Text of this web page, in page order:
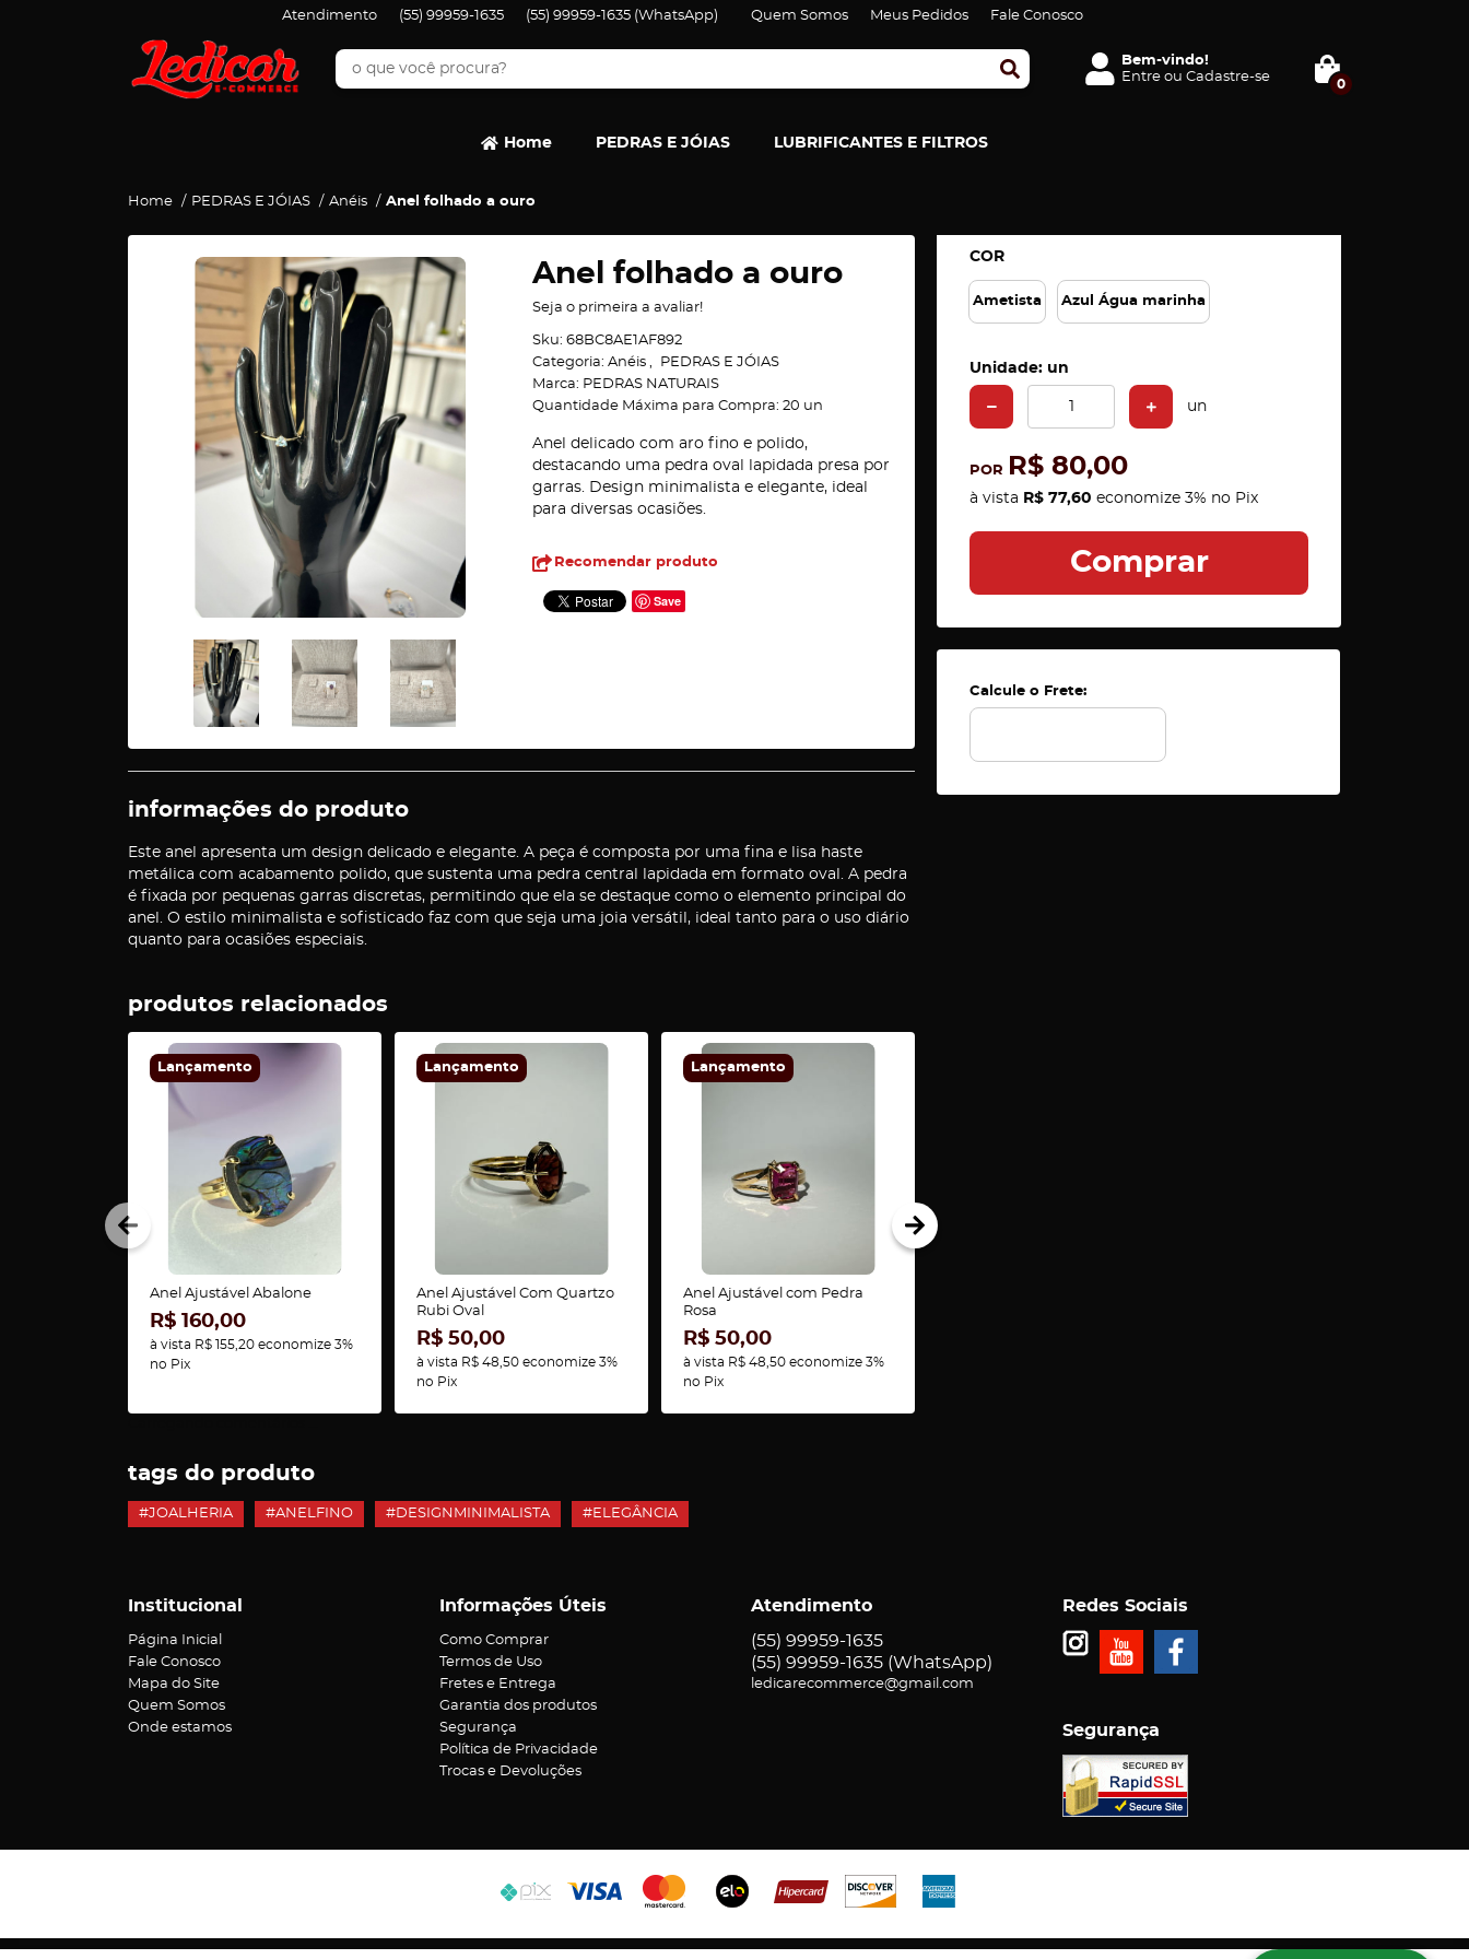
Quem Somos Meus Pedidos Fale Conosco
Atendimento (55) 99959-1635 (55) 99959-1635 (WhatsApp)
Bem-vindo!
Entreou Cadastre-se 0
Home PEDRAS E JÓIAS LUBRIFICANTES E FILTROS
Home PEDRAS E JÓIAS Anéis Anel folhado a ouro
Anel folhado a ouro
Seja o primeira a avaliar!
Sku: 68BC8AE1AF892
Categoria: Anéis
PEDRAS E JÓIAS
Marca: PEDRAS NATURAIS
Quantidade Máxima para Compra: 20 un
Anel delicado com aro fino e polido,
destacando uma pedra oval lapidada presa por
garras. Design minimalista e elegante, ideal
para diversas ocasiões.
Recomendar produto
Save
COR
Ametista Azul Água marinha
Unidade: un
un
POR R$ 80,00
à vista R$ 77,60 economize3% no Pix
Comprar
Calcule o Frete:
informações do produto
Este anel apresenta um design delicado e elegante. A peça é composta por uma fina e lisa haste
metálica com acabamento polido, que sustenta uma pedra central lapidada em formato oval. A pedra
é fixada por pequenas garras discretas, permitindo que ela se destaque como o elemento principal do
anel. O estilo minimalista e sofisticado faz com que seja uma joia versátil, ideal tanto para o uso diário
quanto para ocasiões especiais.
produtos relacionados
Lançamento
Anel Ajustável Abalone
R$ 160,00
à vista R$ 155,20 economize 3%
no Pix
Lançamento
Anel Ajustável Com Quartzo
Rubi Oval
R$ 50,00
à vista R$ 48,50 economize 3%
no Pix
Lançamento
Anel Ajustável com Pedra
Rosa
R$ 50,00
à vista R$ 48,50 economize 3%
no Pix
tags do produto
#JOALHERIA #ANELFINO #DESIGNMINIMALISTA #ELEGÂNCIA
Institucional
Página Inicial
Fale Conosco
Mapa do Site
Quem Somos
Onde estamos
Informações Úteis
Como Comprar
Termos de Uso
Fretes e Entrega
Garantia dos produtos
Segurança
Política de Privacidade
Trocas e Devoluções
Atendimento
(55) 99959-1635
(55) 99959-1635 (WhatsApp)
ledicarecommerce@gmail.com
Redes Sociais
Segurança